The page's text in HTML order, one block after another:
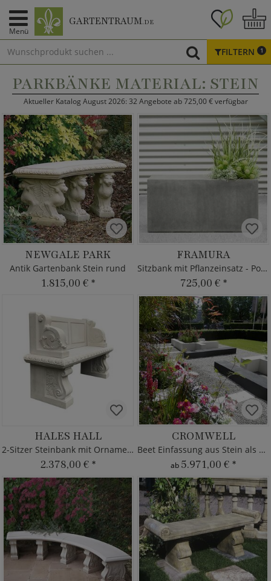
Menü
GARTENTRAUM.DE
FILTERN 1
PARKBÄNKE MATERIAL: STEIN
Aktueller Katalog August 2026: 32 Angebote ab 725,00 € verfügbar
NEWGALE PARK
Antik Gartenbank Stein rund
1.815,00 € *
FRAMURA
Sitzbank mit Pflanzeinsatz - Polystone
725,00 € *
HALES HALL
2-Sitzer Steinbank mit Ornamenten
2.378,00 € *
CROMWELL
Beet Einfassung aus Stein als Sitzbank
ab 5.971,00 € *